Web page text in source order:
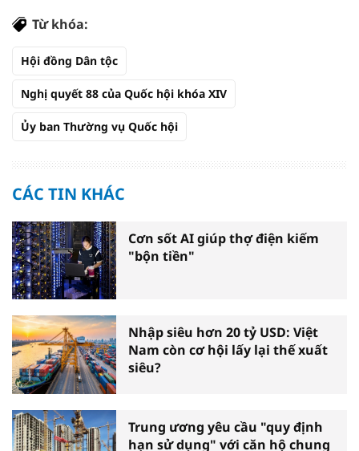
Từ khóa:
Hội đồng Dân tộc
Nghị quyết 88 của Quốc hội khóa XIV
Ủy ban Thường vụ Quốc hội
CÁC TIN KHÁC
Cơn sốt AI giúp thợ điện kiếm
"bộn tiền"
Nhập siêu hơn 20 tỷ USD: Việt
Nam còn cơ hội lấy lại thế xuất
siêu?
Trung ương yêu cầu "quy định
hạn sử dụng" với căn hộ chung